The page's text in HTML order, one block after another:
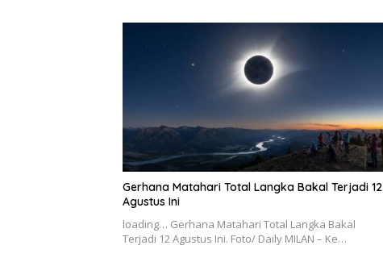
Gerhana Matahari Total Langka Bakal Terjadi 12
Agustus Ini
loading… Gerhana Matahari Total Langka Bakal
Terjadi 12 Agustus Ini. Foto/ Daily MILAN – Ke…